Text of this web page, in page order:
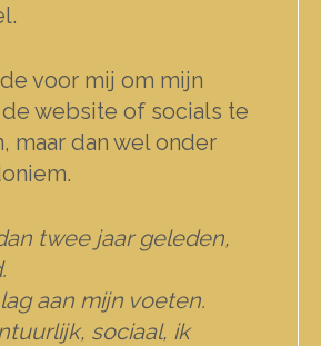
voor mij om mijn
website of socials te
maar dan wel onder
twee jaar geleden,
aan mijn voeten.
sociaal, ik